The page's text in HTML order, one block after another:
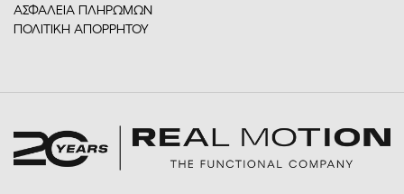
ΑΣΦΑΛΕΙΑ ΠΛΗΡΩΜΩΝ
ΠΟΛΙΤΙΚΗ ΑΠΟΡΡΗΤΟΥ